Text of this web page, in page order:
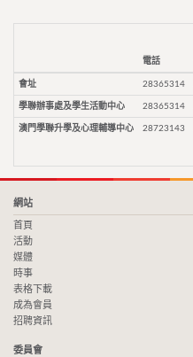
電話
會址 28365314
學聯辦事處及學生活動中心 28365314
澳門學聯升學及心理輔導中心 28723143
網站
首頁
活動
媒體
時事
表格下載
成為會員
招聘資訊
委員會